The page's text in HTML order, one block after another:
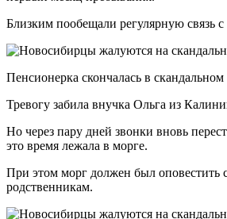
Близким пообещали регулярную связь
Пенсионерка скончалась в
Тревогу забила внучка Ольга из
Но через пару дней звонки вновь
это время лежала в морге.
При этом морг должен был оповестить
родственникам.